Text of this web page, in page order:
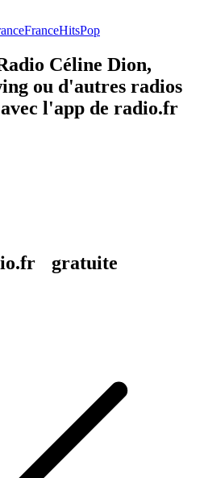
FranceHitsPop
Céline Dion,
ou d'autres radios
l'app de radio.fr
gratuite